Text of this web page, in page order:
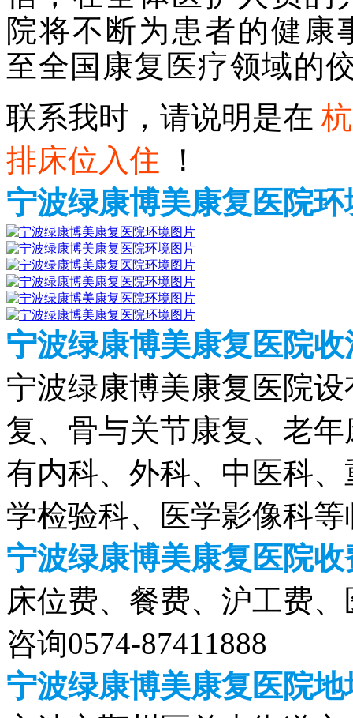
院将不断为患者的健康
至全国康复医疗领域的
联系我时，请说明是在
排床位入住 ！
宁波绿康博美康复医院
宁波绿康博美康复医院
宁波绿康博美康复医院
复、骨与关节康复、老
有内科、外科、中医科
学检验科、医学影像科
宁波绿康博美康复医院
床位费、餐费、沪工费
咨询0574-87411888
宁波绿康博美康复医院地